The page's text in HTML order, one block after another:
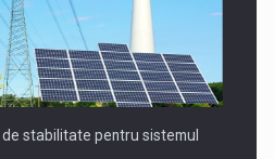
The Future - Technology and…
stabilitate pentru sistemul